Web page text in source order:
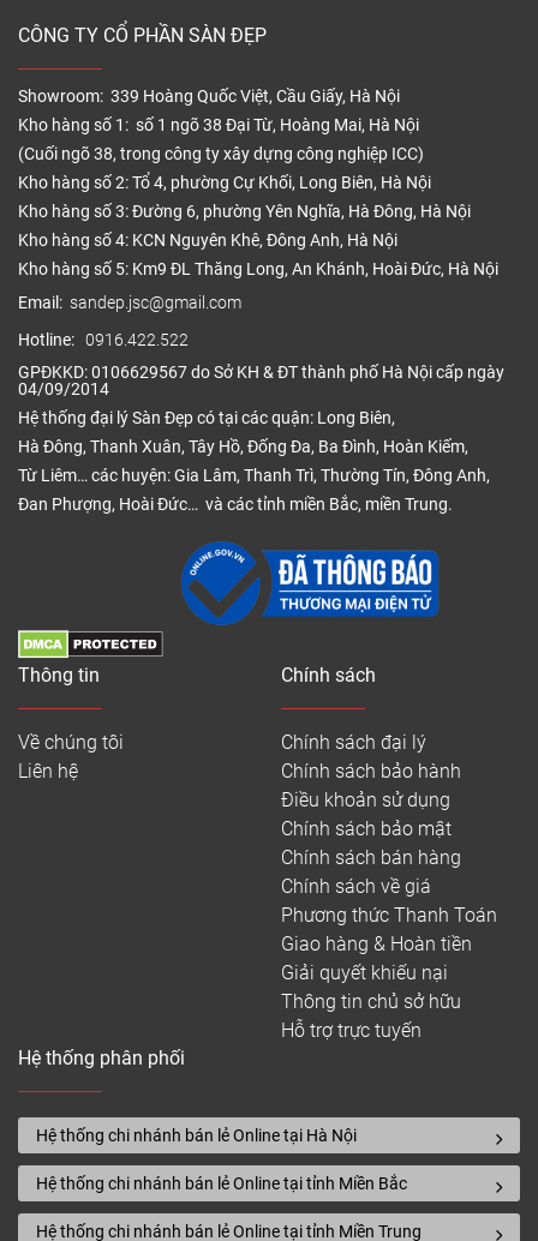
CÔNG TY CỔ PHẦN SÀN ĐẸP
Showroom: 339 Hoàng Quốc Việt, Cầu Giấy, Hà Nội
Kho hàng số 1: số 1 ngõ 38 Đại Từ, Hoàng Mai, Hà Nội
(Cuối ngõ 38, trong công ty xây dựng công nghiệp ICC)
Kho hàng số 2: Tổ 4, phường Cự Khối, Long Biên, Hà Nội
Kho hàng số 3: Đường 6, phường Yên Nghĩa, Hà Đông, Hà Nội
Kho hàng số 4: KCN Nguyên Khê, Đông Anh, Hà Nội
Kho hàng số 5: Km9 ĐL Thăng Long, An Khánh, Hoài Đức, Hà Nội
Email: sandep.jsc@gmail.com
Hotline: 0916.422.522
GPĐKKD: 0106629567 do Sở KH & ĐT thành phố Hà Nội cấp ngày
04/09/2014
Hệ thống đại lý Sàn Đẹp có tại các quận: Long Biên,
Hà Đông, Thanh Xuân, Tây Hồ, Đống Đa, Ba Đình, Hoàn Kiếm,
Từ Liêm… các huyện: Gia Lâm, Thanh Trì, Thường Tín, Đông Anh,
Đan Phượng, Hoài Đức… và các tỉnh miền Bắc, miền Trung.
Thông tin
Về chúng tôi
Liên hệ
Chính sách
Chính sách đại lý
Chính sách bảo hành
Điều khoản sử dụng
Chính sách bảo mật
Chính sách bán hàng
Chính sách về giá
Phương thức Thanh Toán
Giao hàng & Hoàn tiền
Giải quyết khiếu nại
Thông tin chủ sở hữu
Hỗ trợ trực tuyến
Hệ thống phân phối
Hệ thống chi nhánh bán lẻ Online tại Hà Nội
Hệ thống chi nhánh bán lẻ Online tại tỉnh Miền Bắc
Hệ thống chi nhánh bán lẻ Online tại tỉnh Miền Trung